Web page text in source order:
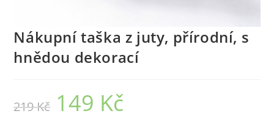
Nákupní taška z juty, přírodní, s
hnědou dekorací
219Kč
Původní
cena
byla:
149 KčAktuální